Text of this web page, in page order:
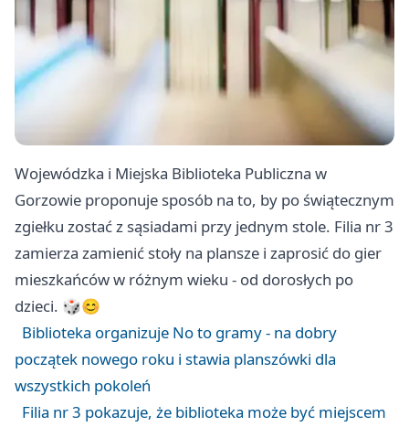
Wojewódzka i Miejska Biblioteka Publiczna w
Gorzowie proponuje sposób na to, by po świątecznym
zgiełku zostać z sąsiadami przy jednym stole. Filia nr 3
zamierza zamienić stoły na plansze i zaprosić do gier
mieszkańców w różnym wieku - od dorosłych po
dzieci. 🎲😊
Biblioteka organizuje No to gramy - na dobry
początek nowego roku i stawia planszówki dla
wszystkich pokoleń
Filia nr 3 pokazuje, że biblioteka może być miejscem